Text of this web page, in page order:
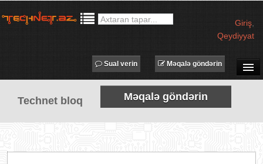
Giriş
Qeydiyyat
SUAL-CAVAB
TECHNET TV
MƏQALƏLƏR
Məqalə göndərin
Sual verin
Technet bloq Məqalə göndərin